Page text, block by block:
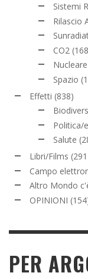
Sistemi
Rilascio
CO2
Nucleare
Spazio
Effetti (838)
Politica/
Salute
Libri/Films
Campo
Altro Mondo
OPINIONI
PER